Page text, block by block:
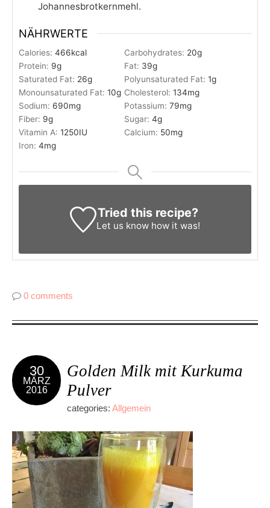
Johannesbrotkernmehl.
NÄHRWERTE
Calories: 466kcal Carbohydrates: 20g
Protein: 9g Fat: 39g
Saturated Fat: 26g Polyunsaturated Fat: 1g
Monounsaturated Fat: 10g Cholesterol: 134mg
Sodium: 690mg Potassium: 79mg
Fiber: 9g Sugar: 4g
Vitamin A: 1250IU Calcium: 50mg
Iron: 4mg
Tried this recipe?
Let us knowhow it was!
0 comments
30
MÄRZ
2016
Golden Milk mit Kurkuma
Pulver
categories: Allgemein